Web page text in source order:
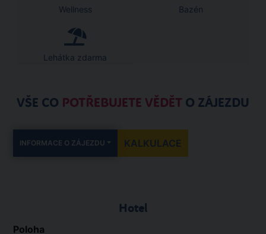
Wellness Bazén
Lehátka zdarma
VŠE CO POTŘEBUJETE VĚDĚT O ZÁJEZDU
INFORMACE O ZÁJEZDU KALKULACE
Hotel
Poloha